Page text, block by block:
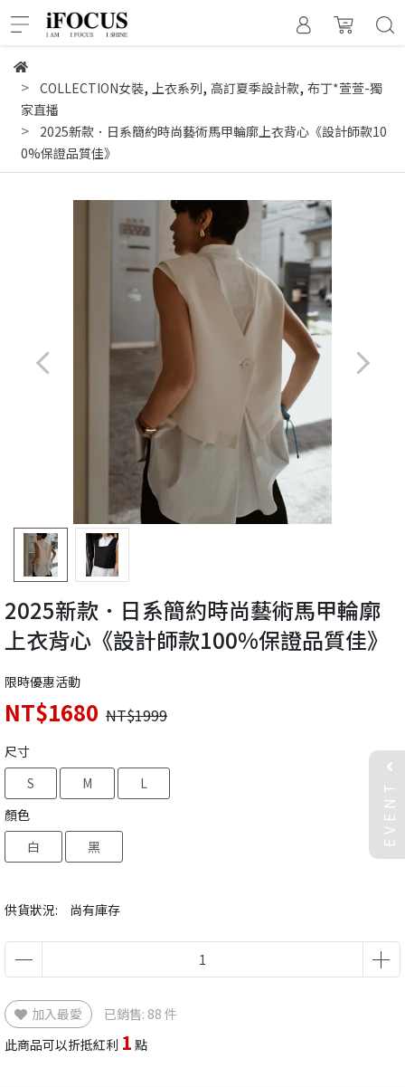
COLLECTION女裝, 上衣系列, 高訂夏季設計款, 布丁*萱萱-獨
家直播
2025新款．日系簡約時尚藝術馬甲輪廓上衣背心《設計師款10
0%保證品質佳》
2025新款．日系簡約時尚藝術馬甲輪廓
上衣背心《設計師款100%保證品質佳》
限時優惠活動
NT$1680 NT$1999
供貨狀況: 尚有庫存
尺寸
S
M
L
顏色
白
黑
加入最愛
已銷售: 88 件
此商品可以折抵紅利 1 點
EVENT